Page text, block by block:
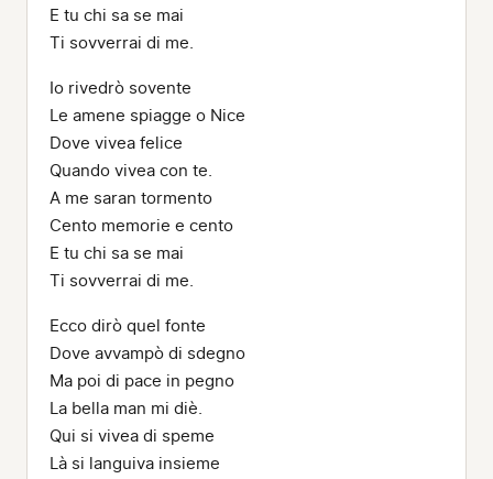
E tu chi sa se mai
Ti sovverrai di me.
Io rivedrò sovente
Le amene spiagge o Nice
Dove vivea felice
Quando vivea con te.
A me saran tormento
Cento memorie e cento
E tu chi sa se mai
Ti sovverrai di me.
Ecco dirò quel fonte
Dove avvampò di sdegno
Ma poi di pace in pegno
La bella man mi diè.
Qui si vivea di speme
Là si languiva insieme